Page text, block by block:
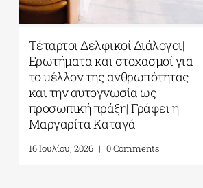
Τέταρτοι Δελφικοί Διάλογοι|
Ερωτήματα και στοχασμοί για
το μέλλον της ανθρωπότητας
και την αυτογνωσία ως
προσωπική πράξη| Γράφει η
Μαργαρίτα Καταγά
16 Ιουλίου, 2026 0 Comments